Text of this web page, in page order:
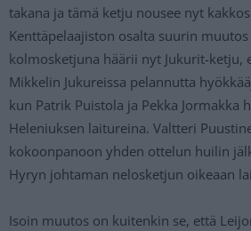
takana ja tämä ketju nousee nyt
Kenttäpelaajiston osalta suurin muutos
kolmosketjuna häärii nyt Jukurit-ketju,
Mikkelin Jukureissa pelannutta
kun Patrik Puistola ja Pekka Jormakka
Heleniuksen laitureina. Valtteri
kokoonpanoon yhden ottelun huilin
Hyryn johtaman nelosketjun oikeaan
Isoin muutos on kuitenkin se, että